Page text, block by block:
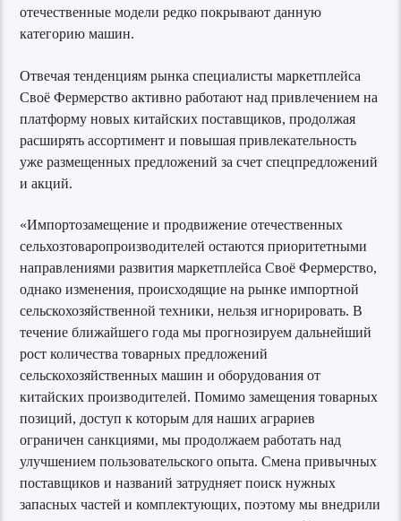
отечественные модели редко покрывают данную
категорию машин.
Отвечая тенденциям рынка специалисты маркетплейса
Своё Фермерство активно работают над привлечением на
платформу новых китайских поставщиков, продолжая
расширять ассортимент и повышая привлекательность
уже размещенных предложений за счет спецпредложений
и акций.
«Импортозамещение и продвижение отечественных
сельхозтоваропроизводителей остаются приоритетными
направлениями развития маркетплейса Своё Фермерство,
однако изменения, происходящие на рынке импортной
сельскохозяйственной техники, нельзя игнорировать. В
течение ближайшего года мы прогнозируем дальнейший
рост количества товарных предложений
сельскохозяйственных машин и оборудования от
китайских производителей. Помимо замещения товарных
позиций, доступ к которым для наших аграриев
ограничен санкциями, мы продолжаем работать над
улучшением пользовательского опыта. Смена привычных
поставщиков и названий затрудняет поиск нужных
запасных частей и комплектующих, поэтому мы внедрили